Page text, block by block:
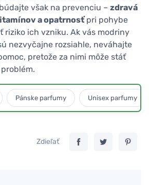
však na prevenciu – zdravá
a opatrnosťpri pohybe
riziko ich vzniku. Ak vás modriny
nezvyčajne rozsiahle, neváhajte
pretože za nimi môže stáť
Pánske parfumy Unisex parfumy
Zdieľať